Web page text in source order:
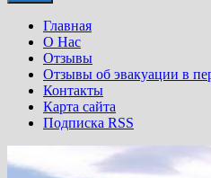
Главная
О Нас
Отзывы
Отзывы об эвакуации в
Контакты
Карта сайта
Подписка RSS